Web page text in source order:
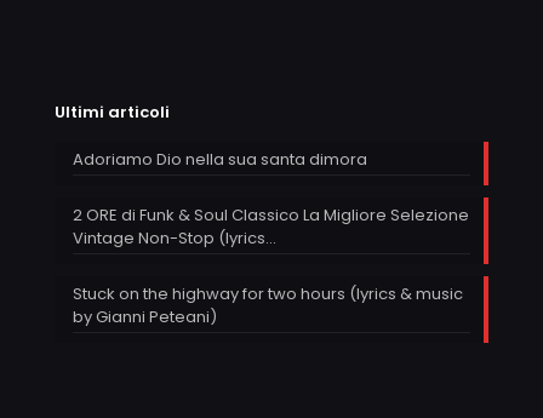
Ultimi articoli
Adoriamo Dio nella sua santa dimora
2 ORE di Funk & Soul Classico La Migliore Selezione
Vintage Non-Stop (lyrics…
Stuck on the highway for two hours (lyrics & music
by Gianni Peteani)